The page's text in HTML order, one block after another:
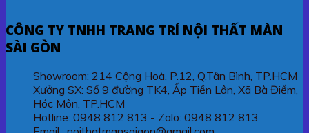
CÔNG TY TNHH TRANG TRÍ NỘI THẤT MÀN
SÀI GÒN
Showroom: 214 Cộng Hoà, P.12, Q.Tân Bình, TP.HCM
Xưởng SX: Số 9 đường TK4, Ấp Tiền Lân, Xã Bà Điểm,
Hóc Môn, TP.HCM
Hotline: 0948 812 813 - Zalo: 0948 812 813